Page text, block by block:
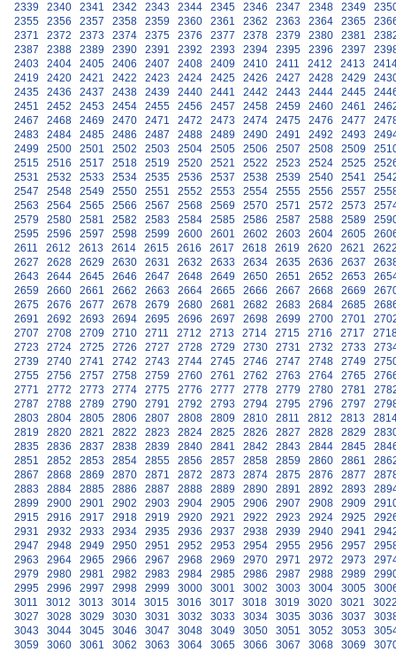
2339
2340 2341 2342 2343 2344 2345 2346 2347 2348 2349
2355
2356 2357 2358 2359 2360 2361 2362 2363 2364 2365
2371
2372 2373 2374 2375 2376 2377 2378 2379 2380 2381
2387
2388 2389 2390 2391 2392 2393 2394 2395 2396 2397
2403
2404 2405 2406 2407 2408 2409 2410 2411 2412 2413
2419
2420 2421 2422 2423 2424 2425 2426 2427 2428 2429
2435
2436 2437 2438 2439 2440 2441 2442 2443 2444 2445
2451
2452 2453 2454 2455 2456 2457 2458 2459 2460 2461
2467
2468 2469 2470 2471 2472 2473 2474 2475 2476 2477
2483
2484 2485 2486 2487 2488 2489 2490 2491 2492 2493
2499
2500 2501 2502 2503 2504 2505 2506 2507 2508 2509
2515
2516 2517 2518 2519 2520 2521 2522 2523 2524 2525
2531
2532 2533 2534 2535 2536 2537 2538 2539 2540 2541
2547
2548 2549 2550 2551 2552 2553 2554 2555 2556 2557
2563
2564 2565 2566 2567 2568 2569 2570 2571 2572 2573
2579
2580 2581 2582 2583 2584 2585 2586 2587 2588 2589
2595
2596 2597 2598 2599 2600 2601 2602 2603 2604 2605
2611
2612 2613 2614 2615 2616 2617 2618 2619 2620 2621
2627
2628 2629 2630 2631 2632 2633 2634 2635 2636 2637
2643
2644 2645 2646 2647 2648 2649 2650 2651 2652 2653
2659
2660 2661 2662 2663 2664 2665 2666 2667 2668 2669
2675
2676 2677 2678 2679 2680 2681 2682 2683 2684 2685
2691
2692 2693 2694 2695 2696 2697 2698 2699 2700 2701
2707
2708 2709 2710 2711 2712 2713 2714 2715 2716 2717
2723
2724 2725 2726 2727 2728 2729 2730 2731 2732 2733
2739
2740 2741 2742 2743 2744 2745 2746 2747 2748 2749
2755
2756 2757 2758 2759 2760 2761 2762 2763 2764 2765
2771
2772 2773 2774 2775 2776 2777 2778 2779 2780 2781
2787
2788 2789 2790 2791 2792 2793 2794 2795 2796 2797
2803
2804 2805 2806 2807 2808 2809 2810 2811 2812 2813
2819
2820 2821 2822 2823 2824 2825 2826 2827 2828 2829
2835
2836 2837 2838 2839 2840 2841 2842 2843 2844 2845
2851
2852 2853 2854 2855 2856 2857 2858 2859 2860 2861
2867
2868 2869 2870 2871 2872 2873 2874 2875 2876 2877
2883
2884 2885 2886 2887 2888 2889 2890 2891 2892 2893
2899
2900 2901 2902 2903 2904 2905 2906 2907 2908 2909
2915
2916 2917 2918 2919 2920 2921 2922 2923 2924 2925
2931
2932 2933 2934 2935 2936 2937 2938 2939 2940 2941
2947
2948 2949 2950 2951 2952 2953 2954 2955 2956 2957
2963
2964 2965 2966 2967 2968 2969 2970 2971 2972 2973
2979
2980 2981 2982 2983 2984 2985 2986 2987 2988 2989
2995
2996 2997 2998 2999 3000 3001 3002 3003 3004 3005
3011
3012 3013 3014 3015 3016 3017 3018 3019 3020 3021
3027
3028 3029 3030 3031 3032 3033 3034 3035 3036 3037
3043
3044 3045 3046 3047 3048 3049 3050 3051 3052 3053
3059
3060 3061 3062 3063 3064 3065 3066 3067 3068 3069